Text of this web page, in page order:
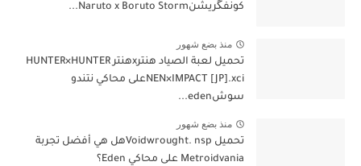
كونفگريشنNaruto x Boruto Storm...
منذ بضع شهور
تحميل لعبة الصياد هنترxهنتر HUNTER×HUNTER
NEN×IMPACT [JP].xciعلى محاكي نتندو
سوشeden...
منذ بضع شهور
تحميل Voidwrought. nspهل هي أفضل تجربة
Metroidvania على محاكي Eden؟